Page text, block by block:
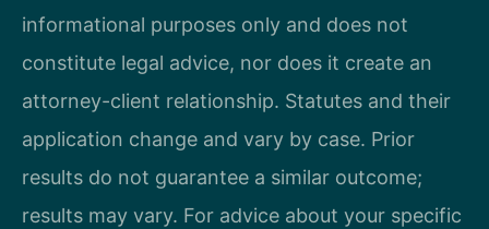
informational purposes only and does not
constitute legal advice, nor does it create an
attorney-client relationship. Statutes and their
application change and vary by case. Prior
results do not guarantee a similar outcome;
results may vary. For advice about your specific